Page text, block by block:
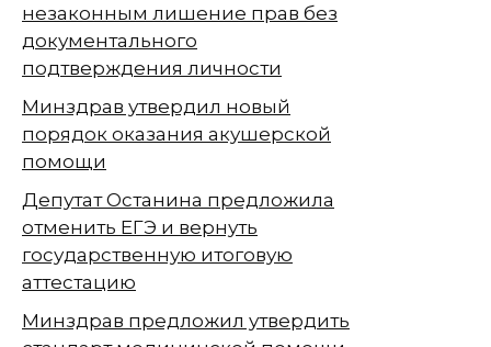
незаконным лишение прав без
документального
подтверждения личности
Минздрав утвердил новый
порядок оказания акушерской
помощи
Депутат Останина предложила
отменить ЕГЭ и вернуть
государственную итоговую
аттестацию
Минздрав предложил утвердить